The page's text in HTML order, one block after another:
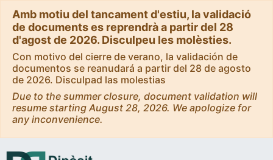
Amb motiu del tancament d'estiu, la validació
de documents es reprendrà a partir del 28
d'agost de 2026. Disculpeu les molèsties.
Con motivo del cierre de verano, la validación de
documentos se reanudará a partir del 28 de agosto
de 2026. Disculpad las molestias
Due to the summer closure, document validation will
resume starting August 28, 2026. We apologize for
any inconvenience.